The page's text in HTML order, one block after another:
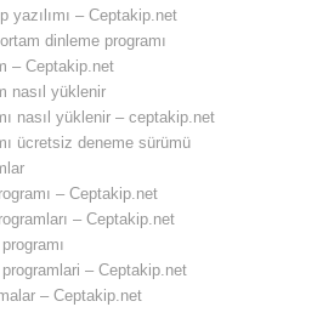
yazılımı – Ceptakip.net
dinleme programı
– Ceptakip.net
nasıl yüklenir
nasıl yüklenir – ceptakip.net
ücretsiz deneme sürümü
– Ceptakip.net
– Ceptakip.net
– Ceptakip.net
– Ceptakip.net